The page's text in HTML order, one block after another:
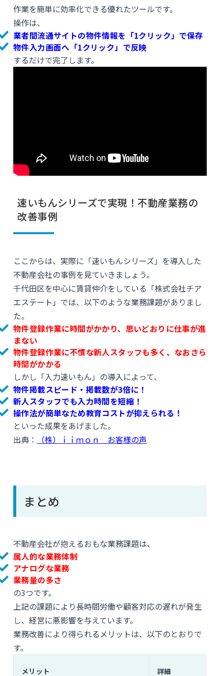
作業を簡単に効率化できる優れたツールです。
操作は、
業者間流通サイトの物件情報を「1クリック」で保存
物件入力画面へ「1クリック」で反映
するだけで完了します。
速いもんシリーズで実現！不動産業務の
改善事例
ここからは、実際に「速いもんシリーズ」を導入した
不動産会社の事例を見ていきましょう。
千代田区を中心に賃貸仲介をしている「株式会社チア
エステート」では、以下のような業務課題がありまし
た。
物件登録作業に時間がかかり、思いどおりに仕事が進
まない
物件登録作業に不慣な新人スタッフも多く、なおさら
時間がかかる
しかし「入力速いもん」の導入によって、
物件掲載スピード・掲載数が3倍に！
新人スタッフでも入力時間を短縮！
操作法が簡単なため教育コストが抑えられる！
といった成果をあげました。
出典：
（株）ｉｉｍｏｎ お客様の声
まとめ
不動産会社が抱えるおもな業務課題は、
属人的な業務体制
アナログな業務
業務量の多さ
の3つです。
上記の課題により長時間労働や顧客対応の遅れが発生
し、経営に悪影響を与えています。
業務改善により得られるメリットは、以下のとおりで
す。
メリット 詳細